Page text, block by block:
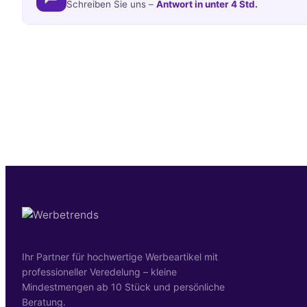
Schreiben Sie uns – Antwort in unter 4 Std.
Ihr Partner für hochwertige Werbeartikel mit
professioneller Veredelung – kleine
Mindestmengen ab 10 Stück und persönliche
Beratung.